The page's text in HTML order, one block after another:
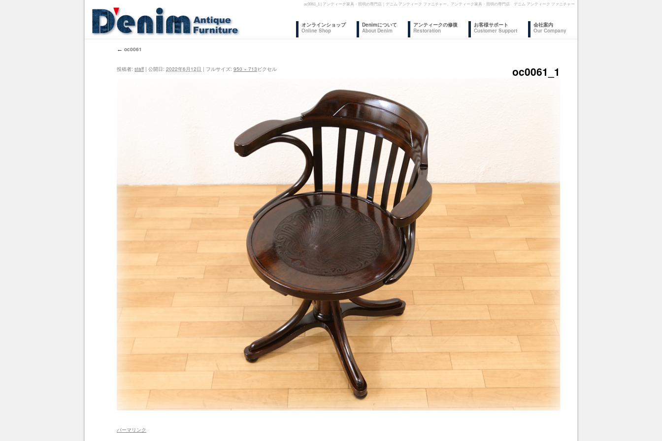
oc0061_1 | アンティーク家具・照明の専門店｜デニム アンティーク ファニチャー。アンティーク家具・照明の専門店 デニム アンティーク ファニチャー
ン
ス
キ
プ
オンラインショップ
Online Shop
Denimについて
About Denim
アンティークの修復
Restoration
お客様サポート
Customer Support
会社案内
Our Company
← oc0061
oc0061_1
投稿者: staff | 公開日: 2022年6月12日 | フルサイズ: 950 × 713 ピクセル
パーマリンク